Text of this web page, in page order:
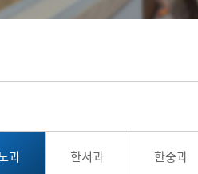
과 한서과 한중과